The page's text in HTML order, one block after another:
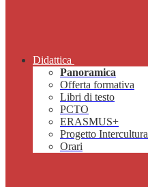
Didattica
Panoramica
Offerta formativa
Libri di testo
PCTO
ERASMUS+
Progetto Intercultura
Orari